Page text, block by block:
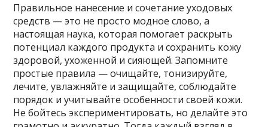
Правильное нанесение и сочетание уходовых
средств — это не просто модное слово, а
настоящая наука, которая помогает раскрыть
потенциал каждого продукта и сохранить кожу
здоровой, ухоженной и сияющей. Запомните
простые правила — очищайте, тонизируйте,
лечите, увлажняйте и защищайте, соблюдайте
порядок и учитывайте особенности своей кожи.
Не бойтесь экспериментировать, но делайте это